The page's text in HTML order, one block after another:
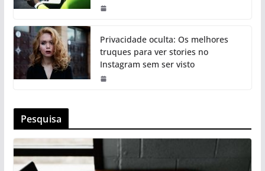
Privacidade oculta: Os melhores
truques para ver stories no
Instagram sem ser visto
Pesquisa